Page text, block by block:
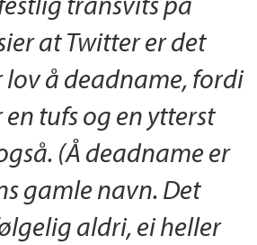
at Twitter er det
lov å deadname, fordi
en tufs og en ytterst
(Å deadname er
gamle navn. Det
aldri, ei heller